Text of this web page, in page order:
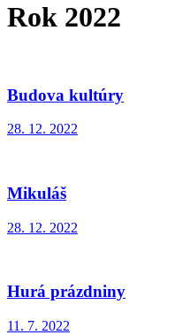
Rok 2022
Budova kultúry
28. 12. 2022
Mikuláš
28. 12. 2022
Hurá prázdniny
11. 7. 2022